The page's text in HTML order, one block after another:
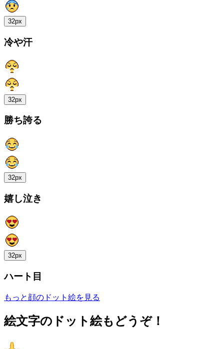
32px
冷や汗
32px
勝ち誇る
32px
嬉し泣き
32px
ハート目
もっと顔のドット絵を見る
絵文字のドット絵もどうぞ！